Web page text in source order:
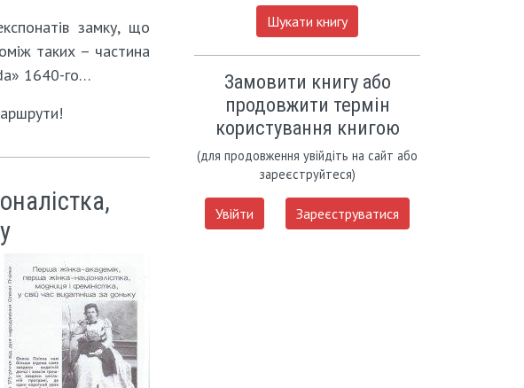
замку, що
таких – частина
1640-го…
Шукати книгу
Замовити книгу або
продовжити термін
користування книгою
(для продовження увійдіть на сайт або
зареєструйтеся)
Увійти Зареєструватися